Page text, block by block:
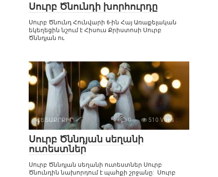
Սուրբ Ծնունդի խորհուրդը
Սուրբ Ծնունդ Հունվարի 6-ին Հայ Առաքելական
եկեղեցին նշում է Հիսուս Քրիստոսի Սուրբ
Ծննդյան ու
ՀԵՏԱՔՐՔԻՐ 0 510 Vues :
Սուրբ Ծննդյան սեղանի
ուտեստներ
Սուրբ Ծննդյան սեղանի ուտեստներ Սուրբ
Ծնունդին նախորդում է պահքի շրջանը: Սուրբ